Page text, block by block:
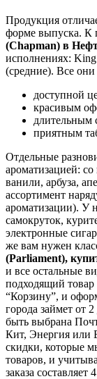
Продукция
форме выпуска. К
(Chapman) в
исполнениях:
(средние). Все
доступной
красивым
длительным
приятным
Отдельные
ароматизацией:
ванили, арбуза,
ассортимент
ароматизации). У
самокруток,
электронные
же вам нужен
(Parliament),
и все остальные
подходящий товар
“Корзину”, и
города займет от
быть выбрана
Кит, Энергия или
скидки, которые
товаров, и
заказа составляет